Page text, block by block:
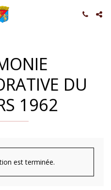
DU
1962
est terminée.